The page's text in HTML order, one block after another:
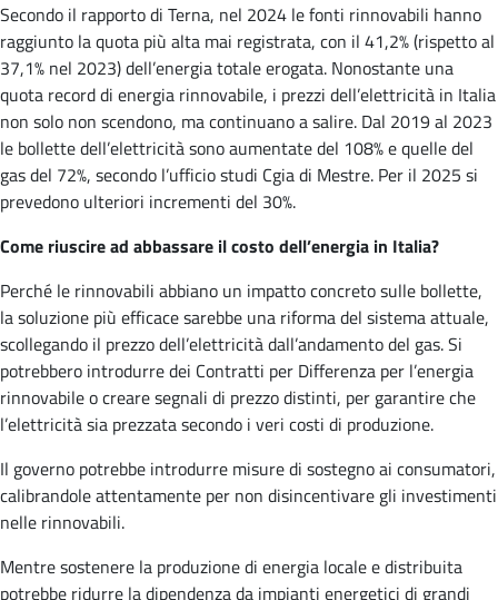
Secondo il rapporto di Terna, nel 2024 le fonti rinnovabili hanno
raggiunto la quota più alta mai registrata, con il 41,2% (rispetto al
37,1% nel 2023) dell’energia totale erogata. Nonostante una
quota record di energia rinnovabile, i prezzi dell’elettricità in Italia
non solo non scendono, ma continuano a salire. Dal 2019 al 2023
le bollette dell’elettricità sono aumentate del 108% e quelle del
gas del 72%, secondo l’ufficio studi Cgia di Mestre. Per il 2025 si
prevedono ulteriori incrementi del 30%.
Come riuscire ad abbassare il costo dell’energia in Italia?
Perché le rinnovabili abbiano un impatto concreto sulle bollette,
la soluzione più efficace sarebbe una riforma del sistema attuale,
scollegando il prezzo dell’elettricità dall’andamento del gas. Si
potrebbero introdurre dei Contratti per Differenza per l’energia
rinnovabile o creare segnali di prezzo distinti, per garantire che
l’elettricità sia prezzata secondo i veri costi di produzione.
Il governo potrebbe introdurre misure di sostegno ai consumatori,
calibrandole attentamente per non disincentivare gli investimenti
nelle rinnovabili.
Mentre sostenere la produzione di energia locale e distribuita
potrebbe ridurre la dipendenza da impianti energetici di grandi